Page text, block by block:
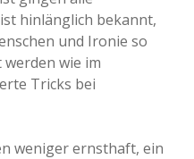
hinlänglich bekannt,
und Ironie so
wie im
Tricks bei
weniger ernsthaft, ein